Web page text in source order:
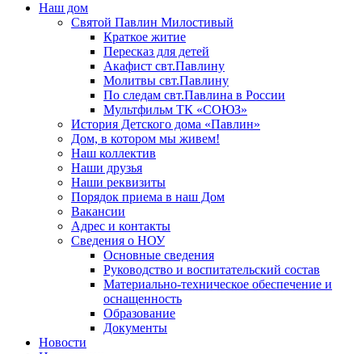
Наш дом
Святой Павлин Милостивый
Краткое житие
Пересказ для детей
Акафист свт.Павлину
Молитвы свт.Павлину
По следам свт.Павлина в России
Мультфильм ТК «СОЮЗ»
История Детского дома «Павлин»
Дом, в котором мы живем!
Наш коллектив
Наши друзья
Наши реквизиты
Порядок приема в наш Дом
Вакансии
Адрес и контакты
Сведения о НОУ
Основные сведения
Руководство и воспитательский состав
Материально-техническое обеспечение и
оснащенность
Образование
Документы
Новости